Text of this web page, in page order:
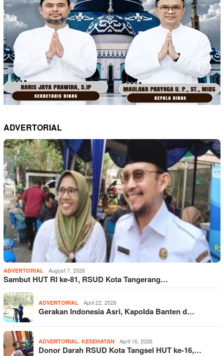
ADVERTORIAL
ADVERTORIAL August 7, 2026
Sambut HUT RI ke-81, RSUD Kota Tangerang…
ADVERTORIAL April 22, 2026
Gerakan Indonesia Asri, Kapolda Banten d…
ADVERTORIAL KESEHATAN April 16, 2026
Donor Darah RSUD Kota Tangsel HUT ke-16,…